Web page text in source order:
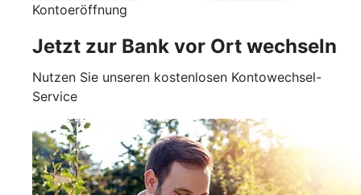
Kontoeröffnung
Jetzt zur Bank vor Ort wechseln
Nutzen Sie unseren kostenlosen Kontowechsel-
Service